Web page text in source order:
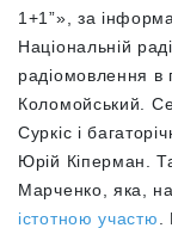
1+1”», за
Національній
радіомовлення в
Коломойський .
Суркіс і
Юрій Кіперман.
Марченко, яка,
істотною участю